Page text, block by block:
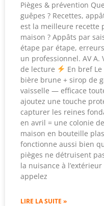
Pièges & prévention
guêpes ? Recettes,
est la meilleure recette
maison ? Appâts par
étape par étape,
un professionnel. AV A.
de lecture
En bref
bière brune + sirop de
vaisselle — efficace
ajoutez une touche
capturer les reines
en avril = une colonie
maison en bouteille
fonctionne aussi bien
pièges ne détruisent
la nuisance à
appelez
LIRE LA SUITE »